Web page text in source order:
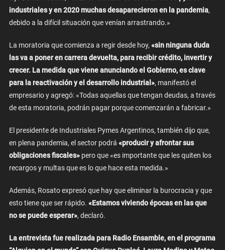
industriales y en 2020 muchas desaparecieron en la pandemia,
debido a la difícil situación que venían arrastrando.»
La moratoria que comienza a regir desde hoy, «sin ninguna duda
las va a poner en carrera devuelta, para recibir crédito, invertir y
crecer. La medida que viene anunciando el Gobierno, es clave
para la reactivación y el desarrollo industrial», manifestó el
empresario y agregó: «Todas aquellas que tengan deudas, a través
de esta moratoria, podrán pagar porque comenzarán a fabricar.»
El presidente de Industriales Pymes Argentinos, también dijo que,
en plena pandemia, el sector podrá «producir y afrontar sus
obligaciones fiscales»pero que «es importante que les quiten los
recargos y multas que es lo que hace esta medida.»
Además, Rosato expresó que hay que eliminar la burocracia y que
esto tiene que ser rápido. «Estamos viviendo épocas en las que
no se puede esperar», declaró.
La entrevista fue realizada para Radio Ensamble, en el programa